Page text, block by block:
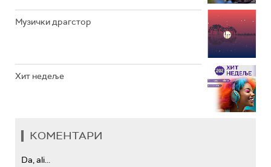
Музички драгстор
Хит недеље
КОМЕНТАРИ
Da, ali...